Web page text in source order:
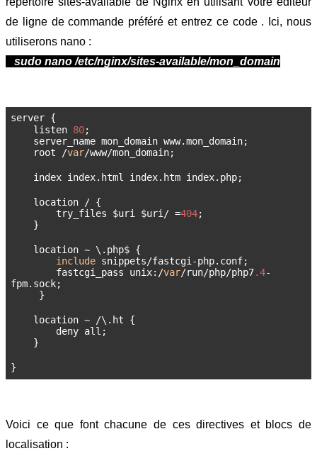
de ligne de commande préféré et entrez ce code . Ici, nous
utiliserons nano :
sudo nano /etc/nginx/sites-available/mon_domain
server {
listen 80;
server_name mon_domain www.mon_domain;
root /var/www/mon_domain;
index index.html index.htm index.php;
location / {
try_files $uri $uri/ =404;
}
location ~ \.php$ {
include snippets/fastcgi-php.conf;
fastcgi_pass unix:/var/run/php/php7.4-
fpm.sock;
}
location ~ /\.ht {
deny all;
}
}
Voici ce que font chacune de ces directives et blocs de
localisation :